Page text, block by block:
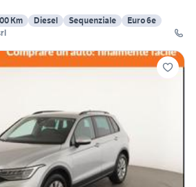
Km Diesel Sequenziale
Euro 6e